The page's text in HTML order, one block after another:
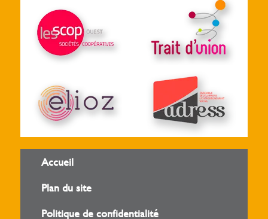
Accueil
Plan du site
Politique de confidentialité